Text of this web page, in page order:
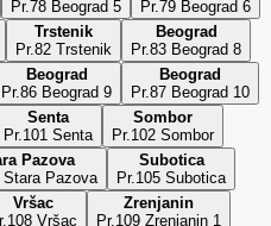
Pr.78 Beograd 5
Pr.79 Beograd 6
Trstenik
Pr.82 Trstenik
Beograd
Pr.83 Beograd 8
Beograd
Pr.86 Beograd 9
Beograd
Pr.87 Beograd 10
Senta
Pr.101 Senta
Sombor
Pr.102 Sombor
Pazova
Stara Pazova
Subotica
Pr.105 Subotica
Vršac
Vršac
Zrenjanin
Pr.109 Zrenjanin 1